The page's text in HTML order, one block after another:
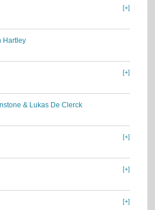
[+]
Hartley
[+]
& Lukas De Clerck
[+]
[+]
[+]